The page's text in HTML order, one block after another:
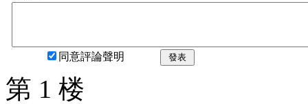
同意評論聲明 發表
第 1 楼